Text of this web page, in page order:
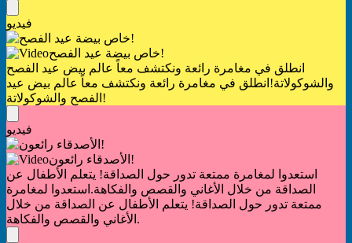
فيديو
خاص بيضة عيد الفصح!
انطلق في مغامرة رائعة ونكتشف معاً عالم بيض عيد الفصح
والشوكولاتة! انطلق في مغامرة رائعة ونكتشف معاً عالم بيض عيد
الفصح والشوكولاتة!
فيديو
الأصدقاء رائعون!
استعدوا لمغامرة ممتعة تدور حول الصداقة! يتعلم الأطفال عن
الصداقة من خلال الأغاني والقصص والفكاهة. استعدوا لمغامرة
ممتعة تدور حول الصداقة! يتعلم الأطفال عن الصداقة من خلال
الأغاني والقصص والفكاهة.